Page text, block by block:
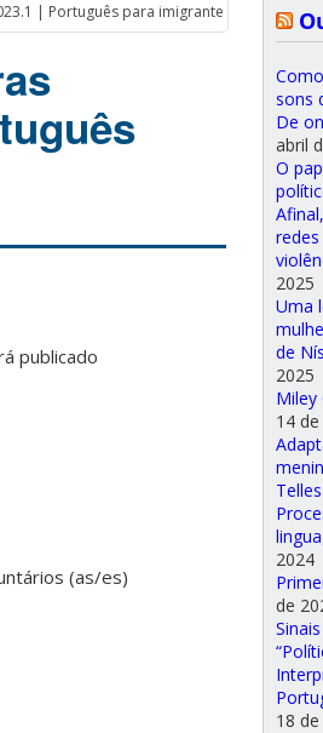
| Português para imigrantes e refugiados
publicado
(as/es)
sons
De
abril
O
2025
Uma
de
2025
Miley
14
Telles
2024
de
18